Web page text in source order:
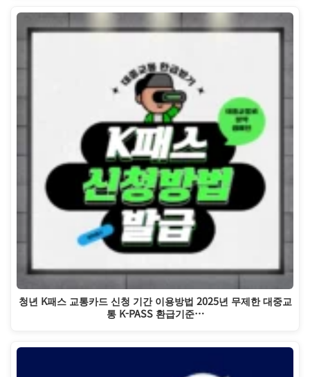
청년 K패스 교통카드 신청 기간 이용방법 2025년 무제한 대중교
통 K-PASS 환급기준…